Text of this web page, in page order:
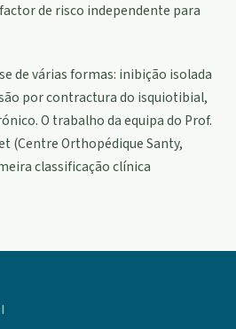
de risco independente para
de várias formas: inibição isolada
por contractura do isquiotibial,
O trabalho da equipa do Prof.
(Centre Orthopédique Santy,
classificação clínica